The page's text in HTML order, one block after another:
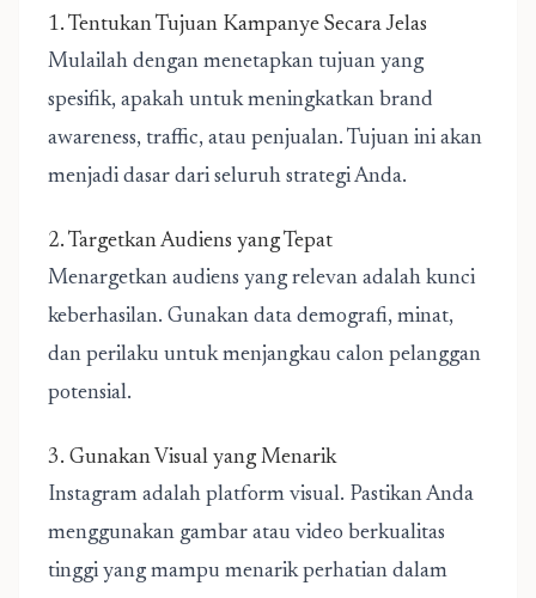
1. Tentukan Tujuan Kampanye Secara Jelas
Mulailah dengan menetapkan tujuan yang
spesifik, apakah untuk meningkatkan brand
awareness, traffic, atau penjualan. Tujuan ini akan
menjadi dasar dari seluruh strategi Anda.
2. Targetkan Audiens yang Tepat
Menargetkan audiens yang relevan adalah kunci
keberhasilan. Gunakan data demografi, minat,
dan perilaku untuk menjangkau calon pelanggan
potensial.
3. Gunakan Visual yang Menarik
Instagram adalah platform visual. Pastikan Anda
menggunakan gambar atau video berkualitas
tinggi yang mampu menarik perhatian dalam